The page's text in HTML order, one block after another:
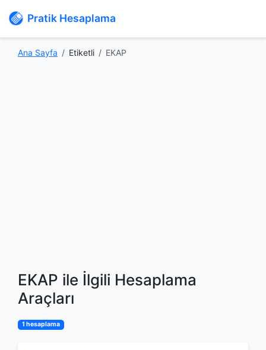
Pratik Hesaplama
Ana Sayfa Etiketli EKAP
EKAP ile İlgili Hesaplama
Araçları
1 hesaplama